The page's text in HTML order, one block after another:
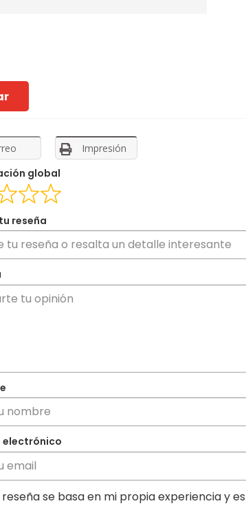
Impresión
global
reseña
electrónico
reseña se basa en mi propia experiencia y